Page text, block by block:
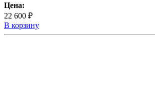
Цена:
22 600 ₽
В корзину